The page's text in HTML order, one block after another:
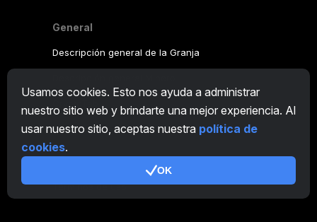
Usamos cookies. Esto nos ayuda a administrar
nuestro sitio web y brindarte una mejor experiencia. Al
usar nuestro sitio, aceptas nuestra política de
cookies.
OK
General
Descripción general de la Granja
CryptoTab
Programa de Afiliación
Términos de uso